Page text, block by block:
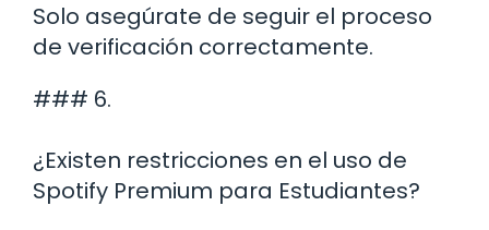
Solo asegúrate de seguir el proceso
de verificación correctamente.
### 6.
¿Existen restricciones en el uso de
Spotify Premium para Estudiantes?